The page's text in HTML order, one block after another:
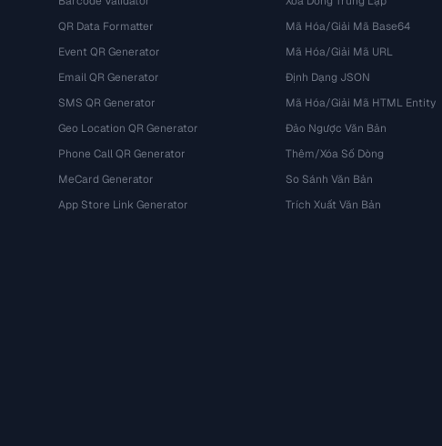
QR Data Formatter
Event QR Generator
Email QR Generator
SMS QR Generator
Geo Location QR Generator
Phone Call QR Generator
MeCard Generator
App Store Link Generator
Mã Hóa/Giải Mã Base64
Mã Hóa/Giải Mã URL
Định Dạng JSON
Mã Hóa/Giải Mã HTML Entity
Đảo Ngược Văn Bản
Thêm/Xóa Số Dòng
So Sánh Văn Bản
Trích Xuất Văn Bản